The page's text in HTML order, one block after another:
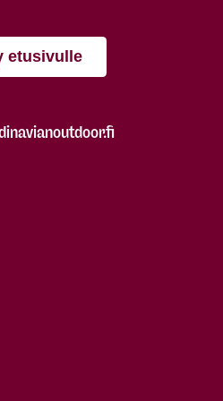
etusivulle